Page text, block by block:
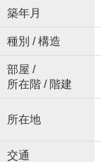
築年月
種別 / 構造
部屋 /
所在階 / 階建
所在地
交通